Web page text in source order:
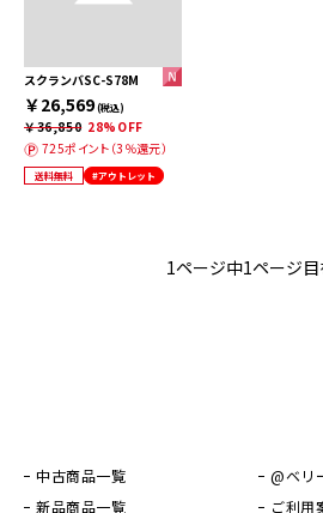
スクランバSC-S78M
￥26,569(税込)
￥36,850 28%OFF
725ポイント（3％還元）
送料無料 #アウトレット
1ページ中1ページ
中古商品一覧
新品商品一覧
@ベリ
ご利用